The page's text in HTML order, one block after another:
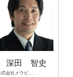
深田 智史
株式会社メウビート代表取締役